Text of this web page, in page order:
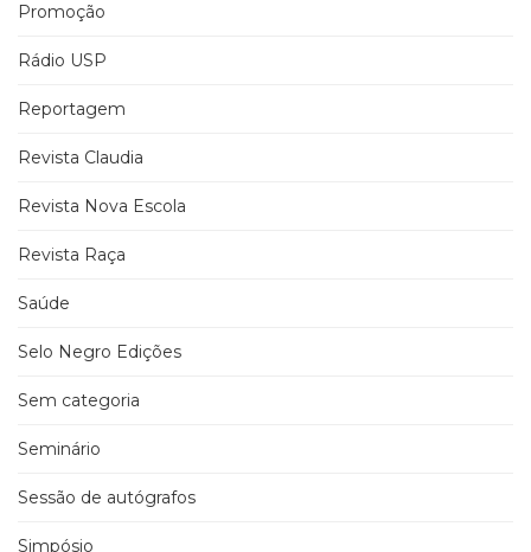
Promoção
Rádio USP
Reportagem
Revista Claudia
Revista Nova Escola
Revista Raça
Saúde
Selo Negro Edições
Sem categoria
Seminário
Sessão de autógrafos
Simpósio